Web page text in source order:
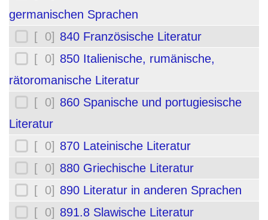
germanischen Sprachen
[ 0] 840 Französische Literatur
[ 0] 850 Italienische, rumänische,
rätoromanische Literatur
[ 0] 860 Spanische und portugiesische
Literatur
[ 0] 870 Lateinische Literatur
[ 0] 880 Griechische Literatur
[ 0] 890 Literatur in anderen Sprachen
[ 0] 891.8 Slawische Literatur